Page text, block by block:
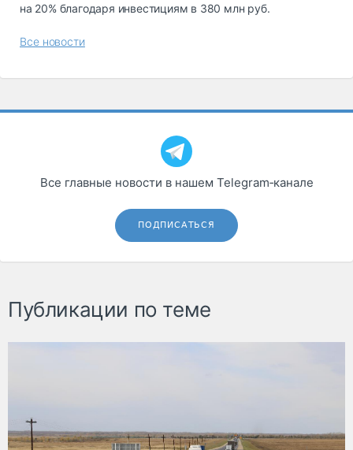
на 20% благодаря инвестициям в 380 млн руб.
Все новости
Все главные новости в нашем Telegram‑канале
ПОДПИСАТЬСЯ
Публикации по теме